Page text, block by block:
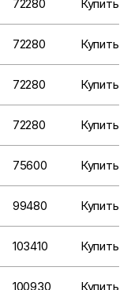
72280 Купить
72280 Купить
72280 Купить
72280 Купить
75600 Купить
99480 Купить
103410 Купить
100930 Купить